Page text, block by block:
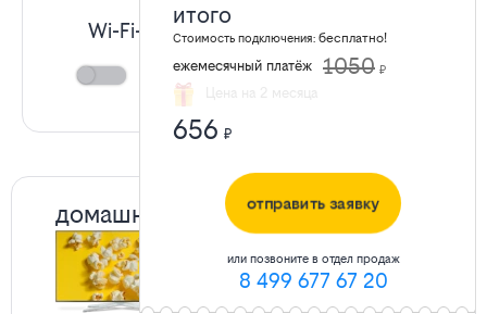
билайн
в
Апрелевке
итого
Стоимость подключения: бесплатно!
ежемесячный платёж 1050 ₽
656 ₽
отправить заявку
или позвоните в отдел продаж
8 499 677 67 20
Wi-Fi-роутер «Smart Box GIGA»
аренда120₽/мес
домашнее ТВ
221канал подробнее